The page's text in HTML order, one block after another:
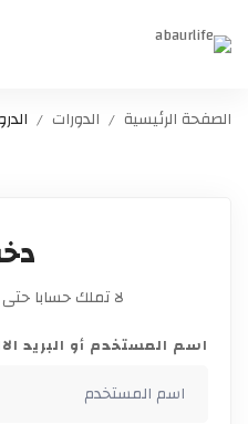
الصفحة الرئيسية الدورات
لا تملك حسابا حتى
اسم المستخدم أو البريد